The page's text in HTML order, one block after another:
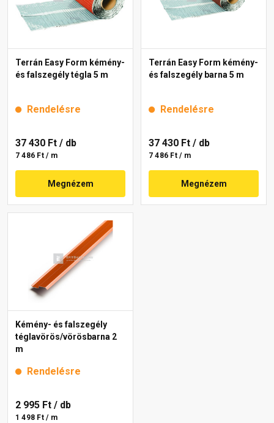
Terrán Easy Form kémény-
és falszegély tégla 5 m
Rendelésre
37 430 Ft / db
7 486 Ft / m
Megnézem
Terrán Easy Form kémény-
és falszegély barna 5 m
Rendelésre
37 430 Ft / db
7 486 Ft / m
Megnézem
Kémény- és falszegély
téglavörös/vörösbarna 2
m
Rendelésre
2 995 Ft / db
1 498 Ft / m